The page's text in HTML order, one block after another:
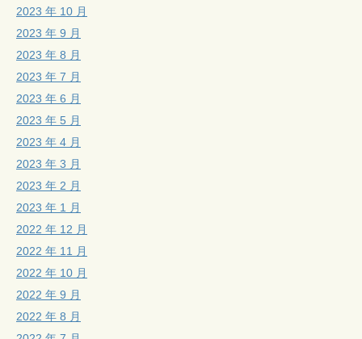
2023 年 10 月
2023 年 9 月
2023 年 8 月
2023 年 7 月
2023 年 6 月
2023 年 5 月
2023 年 4 月
2023 年 3 月
2023 年 2 月
2023 年 1 月
2022 年 12 月
2022 年 11 月
2022 年 10 月
2022 年 9 月
2022 年 8 月